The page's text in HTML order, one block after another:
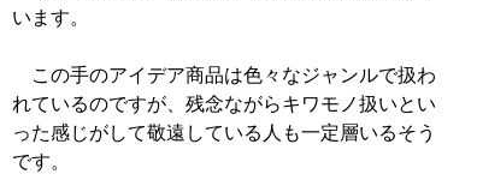
います。
この手のアイデア商品は色々なジャンルで扱わ
れているのですが、残念ながらキワモノ扱いとい
った感じがして敬遠している人も一定層いるそう
です。